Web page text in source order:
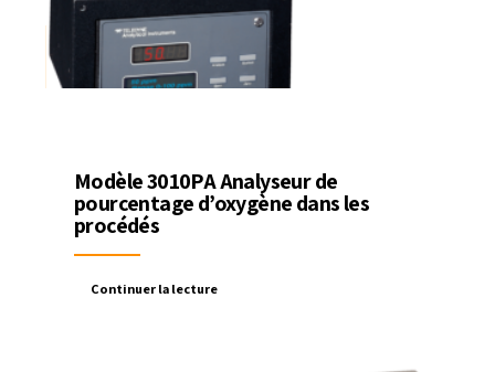
Modèle 3010PA Analyseur de
pourcentage d’oxygène dans les
procédés
Continuer la lecture